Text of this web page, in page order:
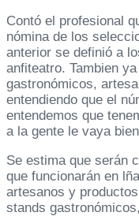
Contó el profesional
nómina de los
anterior se definió a
anfiteatro. Tambien
gastronómicos,
entendiendo que el
entendemos que
a la gente le vaya
Se estima que serán
que funcionarán en
artesanos y
stands